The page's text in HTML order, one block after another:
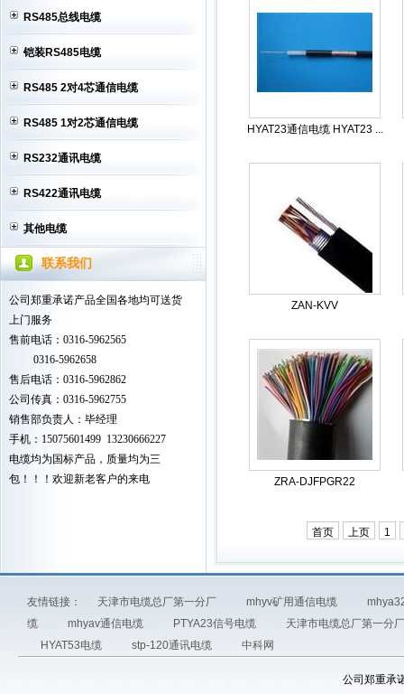
RS485总线电缆
铠装RS485电缆
RS485 2对4芯通信电缆
RS485 1对2芯通信电缆
RS232通讯电缆
RS422通讯电缆
其他电缆
联系我们
公司郑重承诺产品全国各地均可送货
上门服务
售前电话：0316-5962565
0316-5962658
售后电话：0316-5962862
公司传真：0316-5962755
销售部负责人：毕经理
手机：15075601499 13230666227
电缆均为国标产品，质量均为三
包！！！欢迎新老客户的来电
HYAT23通信电缆 HYAT23 ...
ZAN-KVV
ZRA-DJFPGR22
首页 上页 1
友情链接： 天津市电缆总厂第一分厂 mhyv矿用通信电缆
缆
mhyav通信电缆 PTYA23信号电缆
天津市电缆总厂第一分
HYAT53电缆
stp-120通讯电缆 中科网
公司郑重承